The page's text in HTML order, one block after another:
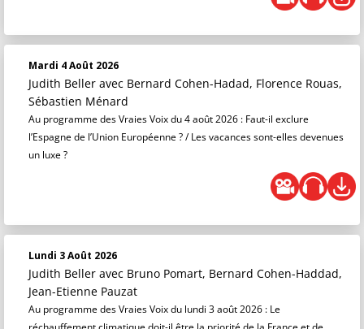
Mardi 4 Août 2026
Judith Beller avec Bernard Cohen-Hadad, Florence Rouas,
Sébastien Ménard
Au programme des Vraies Voix du 4 août 2026 : Faut-il exclure
l’Espagne de l’Union Européenne ? / Les vacances sont-elles devenues
un luxe ?
Lundi 3 Août 2026
Judith Beller avec Bruno Pomart, Bernard Cohen-Haddad,
Jean-Etienne Pauzat
Au programme des Vraies Voix du lundi 3 août 2026 : Le